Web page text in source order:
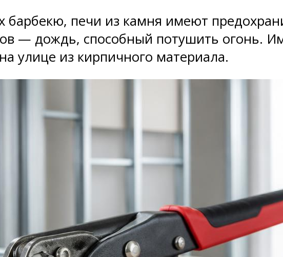
барбекю, печи из камня имеют
— дождь, способный потушить огонь.
улице из кирпичного материала.